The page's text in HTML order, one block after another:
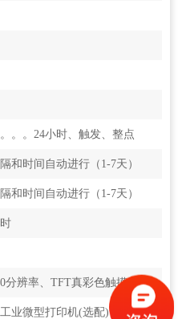
。。24小时、触发、整点
和时间自动进行（1-7天）
和时间自动进行（1-7天）
分辨率、TFT真彩色触摸屏
业微型打印机(选配)